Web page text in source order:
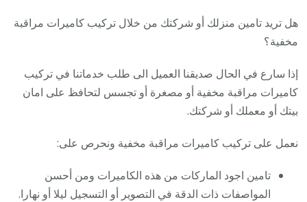
هل تريد تامين منزلك أو شركتك من خلال تركيب كاميرات مراقبة
مخفية؟
إذا سارع في الحال صديقنا العميل الى طلب خدماتنا في تركيب
كاميرات مراقبة مخفية أو مصغرة أو تجسس لتحافظ على امان
بيتك أو معملك أو شركتك.
نعمل على تركيب كاميرات مراقبة مخفية ونحرص على:
تامين اجود الماركات من هذه الكاميرات ومن أحسن
المواصفات ذات الدقة في التصوير أو التسجيل ليلا أو نهارا.